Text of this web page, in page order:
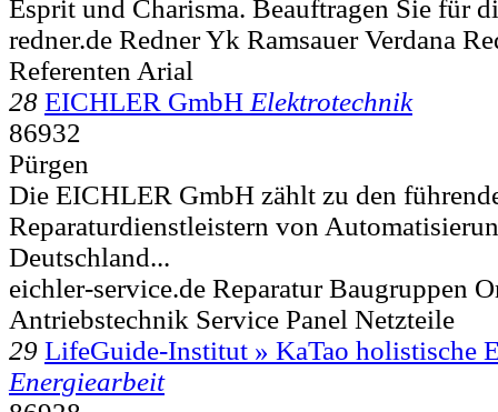
Esprit und Charisma. Beauftragen Sie für
redner.de Redner Yk Ramsauer Verdana
Referenten Arial
28 EICHLER GmbH Elektrotechnik
86932
Pürgen
Die EICHLER GmbH zählt zu den
Reparaturdienstleistern von
Deutschland...
eichler-service.de Reparatur Baugruppen
Antriebstechnik Service Panel Netzteile
29 LifeGuide-Institut » KaTao holistische
Energiearbeit